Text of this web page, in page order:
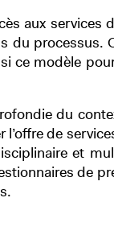
aux
processus.
modèle
du
de
et
de